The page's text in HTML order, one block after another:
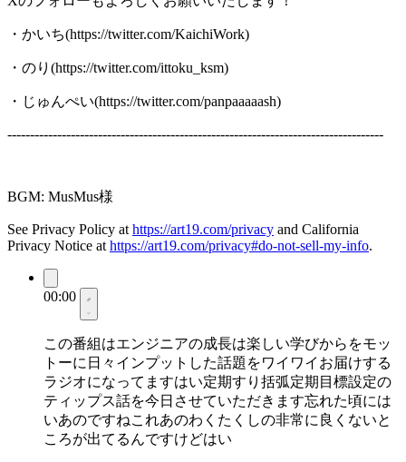
・かいち(https://twitter.com/KaichiWork)
・のり(https://twitter.com/ittoku_ksm)
・じゅんぺい(https://twitter.com/panpaaaaash)
-----------------------------------------------------------------------------------
BGM: MusMus様
See Privacy Policy at https://art19.com/privacy and California
Privacy Notice at https://art19.com/privacy#do-not-sell-my-info.
00:00
この番組はエンジニアの成長は楽しい学びからをモッ
トーに日々インプットした話題をワイワイお届けする
ラジオになってますはい定期すり括弧定期目標設定の
ティップス話を今日させていただきます忘れた頃には
いあのですねこれあのわくたくしの非常に良くないと
ころが出てるんですけどはい